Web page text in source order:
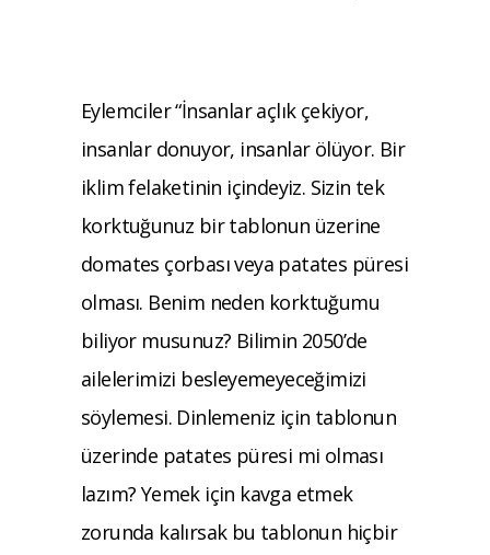
Eylemciler “İnsanlar açlık çekiyor,
insanlar donuyor, insanlar ölüyor. Bir
iklim felaketinin içindeyiz. Sizin tek
korktuğunuz bir tablonun üzerine
domates çorbası veya patates püresi
olması. Benim neden korktuğumu
biliyor musunuz? Bilimin 2050’de
ailelerimizi besleyemeyeceğimizi
söylemesi. Dinlemeniz için tablonun
üzerinde patates püresi mi olması
lazım? Yemek için kavga etmek
zorunda kalırsak bu tablonun hiçbir